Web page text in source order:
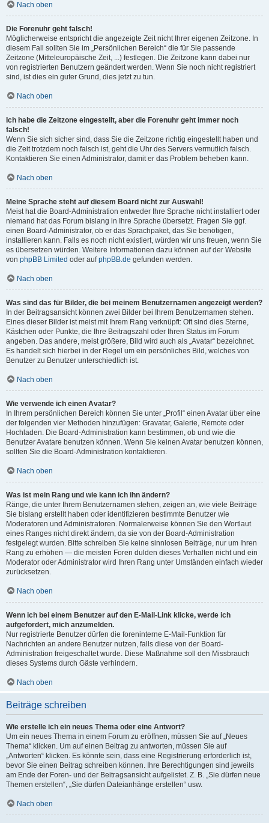
Nach oben
Die Forenuhr geht falsch!
Möglicherweise entspricht die angezeigte Zeit nicht Ihrer eigenen Zeitzone. In
diesem Fall sollten Sie im „Persönlichen Bereich“ die für Sie passende
Zeitzone (Mitteleuropäische Zeit, ...) festlegen. Die Zeitzone kann dabei nur
von registrierten Benutzern geändert werden. Wenn Sie noch nicht registriert
sind, ist dies ein guter Grund, dies jetzt zu tun.
Nach oben
Ich habe die Zeitzone eingestellt, aber die Forenuhr geht immer noch
falsch!
Wenn Sie sich sicher sind, dass Sie die Zeitzone richtig eingestellt haben und
die Zeit trotzdem noch falsch ist, geht die Uhr des Servers vermutlich falsch.
Kontaktieren Sie einen Administrator, damit er das Problem beheben kann.
Nach oben
Meine Sprache steht auf diesem Board nicht zur Auswahl!
Meist hat die Board-Administration entweder Ihre Sprache nicht installiert oder
niemand hat das Forum bislang in Ihre Sprache übersetzt. Fragen Sie ggf.
einen Board-Administrator, ob er das Sprachpaket, das Sie benötigen,
installieren kann. Falls es noch nicht existiert, würden wir uns freuen, wenn Sie
es übersetzen würden. Weitere Informationen dazu können auf der Website
von phpBB Limited oder aufphpBB.de gefunden werden.
Nach oben
Was sind das für Bilder, die bei meinem Benutzernamen angezeigt werden?
In der Beitragsansicht können zwei Bilder bei Ihrem Benutzernamen stehen.
Eines dieser Bilder ist meist mit Ihrem Rang verknüpft: Oft sind dies Sterne,
Kästchen oder Punkte, die Ihre Beitragszahl oder Ihren Status im Forum
angeben. Das andere, meist größere, Bild wird auch als „Avatar“ bezeichnet.
Es handelt sich hierbei in der Regel um ein persönliches Bild, welches von
Benutzer zu Benutzer unterschiedlich ist.
Nach oben
Wie verwende ich einen Avatar?
In Ihrem persönlichen Bereich können Sie unter „Profil“ einen Avatar über eine
der folgenden vier Methoden hinzufügen: Gravatar, Galerie, Remote oder
Hochladen. Die Board-Administration kann bestimmen, ob und wie die
Benutzer Avatare benutzen können. Wenn Sie keinen Avatar benutzen können,
sollten Sie die Board-Administration kontaktieren.
Nach oben
Was ist mein Rang und wie kann ich ihn ändern?
Ränge, die unter Ihrem Benutzernamen stehen, zeigen an, wie viele Beiträge
Sie bislang erstellt haben oder identifizieren bestimmte Benutzer wie
Moderatoren und Administratoren. Normalerweise können Sie den Wortlaut
eines Ranges nicht direkt ändern, da sie von der Board-Administration
festgelegt wurden. Bitte schreiben Sie keine sinnlosen Beiträge, nur um Ihren
Rang zu erhöhen — die meisten Foren dulden dieses Verhalten nicht und ein
Moderator oder Administrator wird Ihren Rang unter Umständen einfach wieder
zurücksetzen.
Nach oben
Wenn ich bei einem Benutzer auf den E-Mail-Link klicke, werde ich
aufgefordert, mich anzumelden.
Nur registrierte Benutzer dürfen die foreninterne E-Mail-Funktion für
Nachrichten an andere Benutzer nutzen, falls diese von der Board-
Administration freigeschaltet wurde. Diese Maßnahme soll den Missbrauch
dieses Systems durch Gäste verhindern.
Nach oben
Beiträge schreiben
Wie erstelle ich ein neues Thema oder eine Antwort?
Um ein neues Thema in einem Forum zu eröffnen, müssen Sie auf „Neues
Thema“ klicken. Um auf einen Beitrag zu antworten, müssen Sie auf
„Antworten“ klicken. Es könnte sein, dass eine Registrierung erforderlich ist,
bevor Sie einen Beitrag schreiben können. Ihre Berechtigungen sind jeweils
am Ende der Foren- und der Beitragsansicht aufgelistet. Z. B. „Sie dürfen neue
Themen erstellen“, „Sie dürfen Dateianhänge erstellen“ usw.
Nach oben